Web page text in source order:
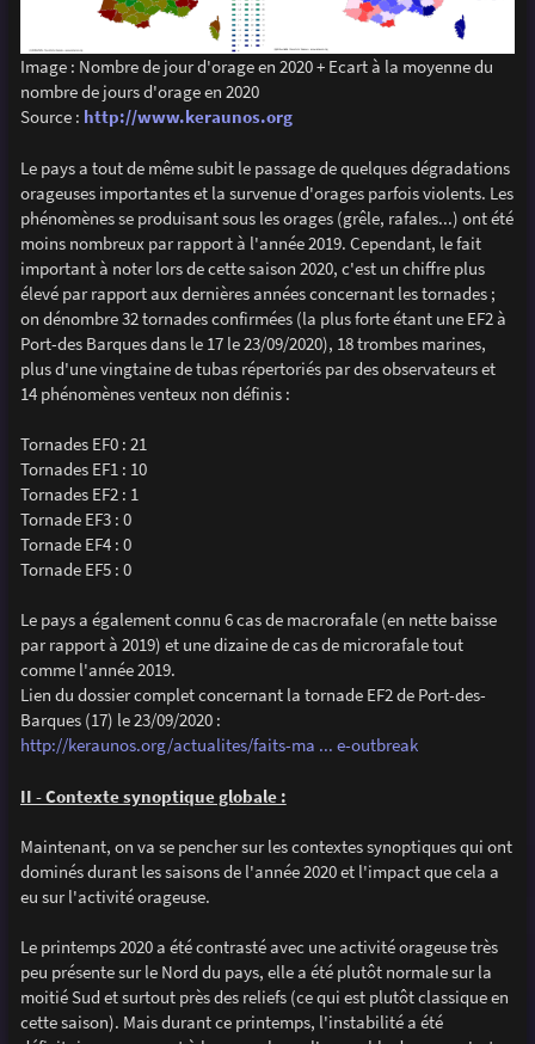
Image : Nombre de jour d'orage en 2020 + Ecart à la moyenne du
nombre de jours d'orage en 2020
Source : http://www.keraunos.org
Le pays a tout de même subit le passage de quelques dégradations
orageuses importantes et la survenue d'orages parfois violents. Les
phénomènes se produisant sous les orages (grêle, rafales...) ont été
moins nombreux par rapport à l'année 2019. Cependant, le fait
important à noter lors de cette saison 2020, c'est un chiffre plus
élevé par rapport aux dernières années concernant les tornades ;
on dénombre 32 tornades confirmées (la plus forte étant une EF2 à
Port-des Barques dans le 17 le 23/09/2020), 18 trombes marines,
plus d'une vingtaine de tubas répertoriés par des observateurs et
14 phénomènes venteux non définis :
Tornades EF0 : 21
Tornades EF1 : 10
Tornades EF2 : 1
Tornade EF3 : 0
Tornade EF4 : 0
Tornade EF5 : 0
Le pays a également connu 6 cas de macrorafale (en nette baisse
par rapport à 2019) et une dizaine de cas de microrafale tout
comme l'année 2019.
Lien du dossier complet concernant la tornade EF2 de Port-des-
Barques (17) le 23/09/2020 :
http://keraunos.org/actualites/faits-ma ... e-outbreak
II - Contexte synoptique globale :
Maintenant, on va se pencher sur les contextes synoptiques qui ont
dominés durant les saisons de l'année 2020 et l'impact que cela a
eu sur l'activité orageuse.
Le printemps 2020 a été contrasté avec une activité orageuse très
peu présente sur le Nord du pays, elle a été plutôt normale sur la
moitié Sud et surtout près des reliefs (ce qui est plutôt classique en
cette saison). Mais durant ce printemps, l'instabilité a été